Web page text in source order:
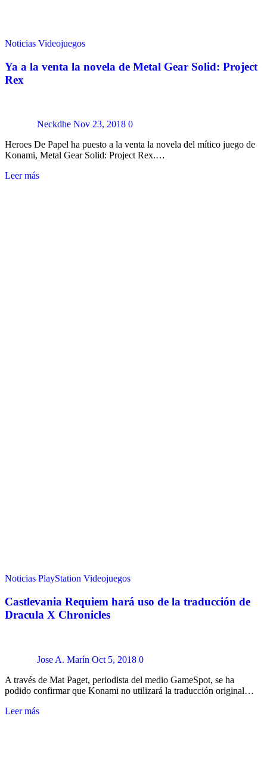
Noticias Videojuegos
Ya a la venta la novela de Metal Gear Solid: Project
Rex
Neckdhe Nov 23, 2018 0
Heroes De Papel ha puesto a la venta la novela del mítico juego de
Konami, Metal Gear Solid: Project Rex.…
Leer más
Noticias PlayStation Videojuegos
Castlevania Requiem hará uso de la traducción de
Dracula X Chronicles
Jose A. Marín Oct 5, 2018 0
A través de Mat Paget, periodista del medio GameSpot, se ha
podido confirmar que Konami no utilizará la traducción original…
Leer más